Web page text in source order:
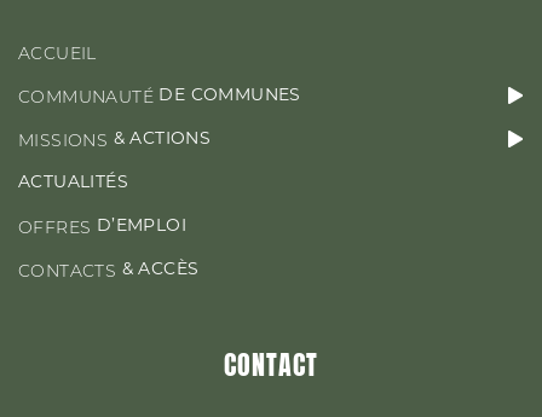
OFFRES
ACCUEIL
COMMUNAUTÉ DE COMMUNES
MISSIONS & ACTIONS
ACTUALITÉS
OFFRES D’EMPLOI
CONTACTS & ACCÈS
CONTACT